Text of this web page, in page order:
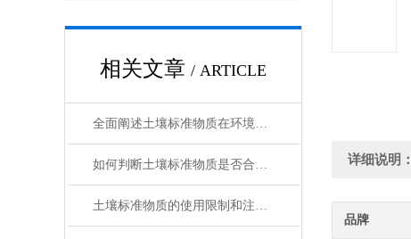
相关文章 / ARTICLE
全面阐述土壤标准物质在环境分析与农业检测中的工作原理与使用维护指南
如何判断土壤标准物质是否合格？
土壤标准物质的使用限制和注意事项
详细说明：
品牌